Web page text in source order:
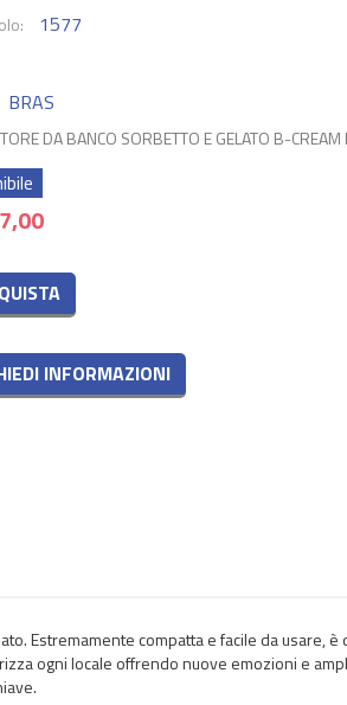
1577
BRAS
DA BANCO SORBETTO E GELATO B-
INFORMAZIONI
Estremamente compatta e facile da usare,
ogni locale offrendo nuove emozioni e